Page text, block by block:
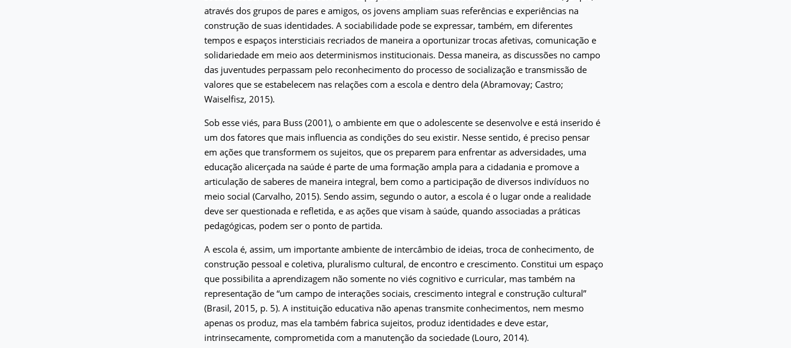
através dos grupos de pares e amigos, os jovens ampliam suas referências e experiências na
construção de suas identidades. A sociabilidade pode se expressar, também, em diferentes
tempos e espaços intersticiais recriados de maneira a oportunizar trocas afetivas, comunicação e
solidariedade em meio aos determinismos institucionais. Dessa maneira, as discussões no campo
das juventudes perpassam pelo reconhecimento do processo de socialização e transmissão de
valores que se estabelecem nas relações com a escola e dentro dela (Abramovay; Castro;
Waiselfisz, 2015).
Sob esse viés, para Buss (2001), o ambiente em que o adolescente se desenvolve e está inserido é
um dos fatores que mais influencia as condições do seu existir. Nesse sentido, é preciso pensar
em ações que transformem os sujeitos, que os preparem para enfrentar as adversidades, uma
educação alicerçada na saúde é parte de uma formação ampla para a cidadania e promove a
articulação de saberes de maneira integral, bem como a participação de diversos indivíduos no
meio social (Carvalho, 2015). Sendo assim, segundo o autor, a escola é o lugar onde a realidade
deve ser questionada e refletida, e as ações que visam à saúde, quando associadas a práticas
pedagógicas, podem ser o ponto de partida.
A escola é, assim, um importante ambiente de intercâmbio de ideias, troca de conhecimento, de
construção pessoal e coletiva, pluralismo cultural, de encontro e crescimento. Constitui um espaço
que possibilita a aprendizagem não somente no viés cognitivo e curricular, mas também na
representação de “um campo de interações sociais, crescimento integral e construção cultural”
(Brasil, 2015, p. 5). A instituição educativa não apenas transmite conhecimentos, nem mesmo
apenas os produz, mas ela também fabrica sujeitos, produz identidades e deve estar,
intrinsecamente, comprometida com a manutenção da sociedade (Louro, 2014).